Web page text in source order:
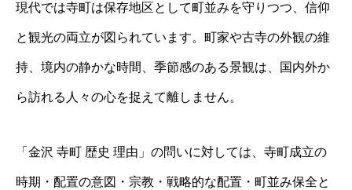
現代では寺町は保存地区として町並みを守りつつ、信仰
と観光の両立が図られています。町家や古寺の外観の維
持、境内の静かな時間、季節感のある景観は、国内外か
ら訪れる人々の心を捉えて離しません。
「金沢 寺町 歴史 理由」の問いに対しては、寺町成立の
時期・配置の意図・宗教・戦略的な配置・町並み保全と